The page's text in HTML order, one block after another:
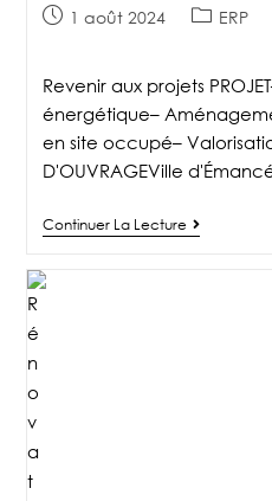
1 août 2024 ERP
Revenir aux projets
énergétique–
en site occupé–
D'OUVRAGEVille
Continuer La Lecture